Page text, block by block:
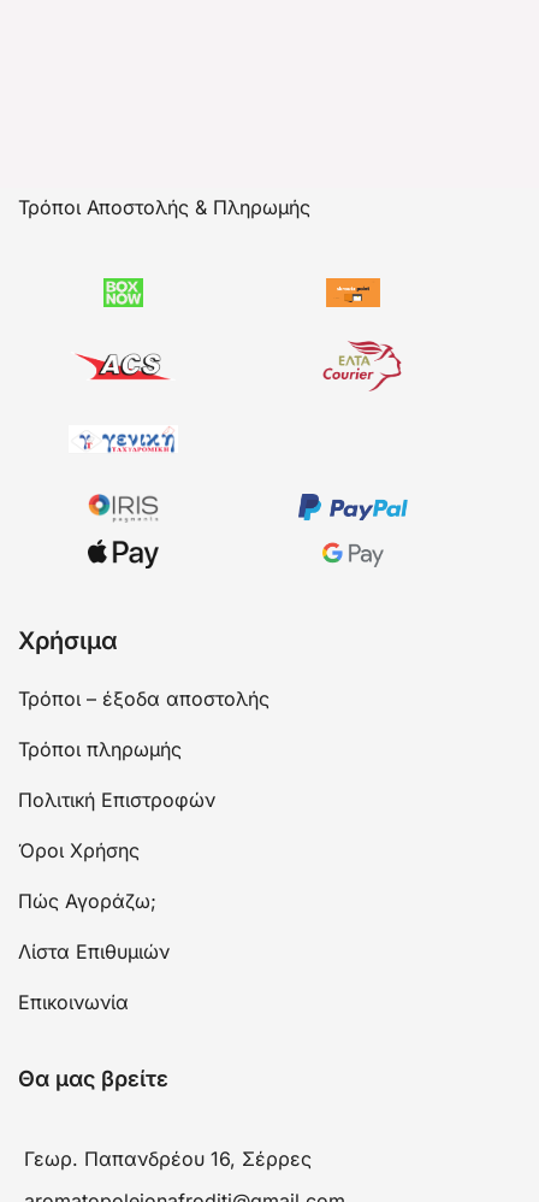
Τρόποι Αποστολής & Πληρωμής
Χρήσιμα
Τρόποι – έξοδα αποστολής
Τρόποι πληρωμής
Πολιτική Επιστροφών
Όροι Χρήσης
Πώς Αγοράζω;
Λίστα Επιθυμιών
Επικοινωνία
Θα μας βρείτε
Γεωρ. Παπανδρέου 16, Σέρρες